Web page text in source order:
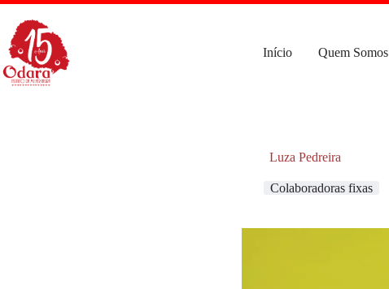
Pular
para
conteúdo
Início Quem Somos
Luza Pedreira
Colaboradoras fixas